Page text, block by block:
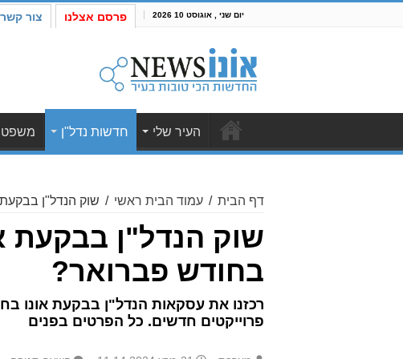
יום שני , אוגוסט 10 2026 פרסם אצלנו צור קשר
העיר שלי חדשות נדל"ן משפט
דף הבית / עמוד הבית ראשי / שוק הנדל"ן
שוק הנדל"ן בבקעת
בחודש פברואר?
רכזנו את עסקאות הנדל"ן בבקעת אונו
פרוייקטים חדשים. כל הפרטים בפנים